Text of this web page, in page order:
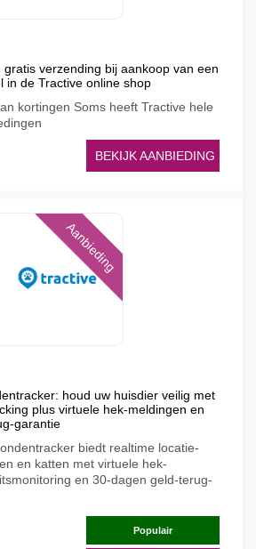
gratis verzending bij aankoop van een
in de Tractive online shop
kortingen Soms heeft Tractive hele
BEKIJK AANBIEDING
Aanbieding
houd uw huisdier veilig met
plus virtuele hek-meldingen en
garantie
biedt realtime locatie-
en katten met virtuele hek-
en 30-dagen geld-terug-
Populair